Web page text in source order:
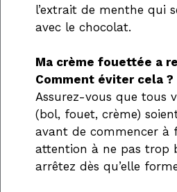
l’extrait de menthe qui
avec le chocolat.
Ma crème fouettée a
Comment éviter cela ?
Assurez-vous que tous
(bol, fouet, crème)
avant de commencer à
attention à ne pas trop
arrêtez dès qu’elle